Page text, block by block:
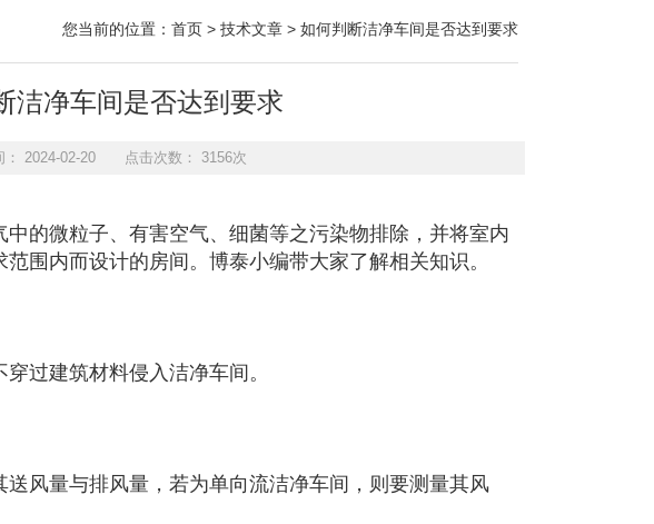
您当前的位置： 首页 > 技术文章 > 如何判断洁净车间是否达到要求
洁净车间是否达到要求
： 2024-02-20 点击次数： 3156次
的微粒子、有害空气、细菌等之污染物排除，并将室内
围内而设计的房间。博泰小编带大家了解相关知识。
过建筑材料侵入洁净车间。
风量与排风量，若为单向流洁净车间，则要测量其风